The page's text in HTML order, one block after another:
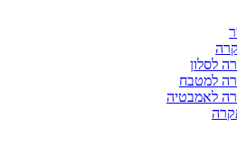
לסלון
למטבח
לאמבטיה